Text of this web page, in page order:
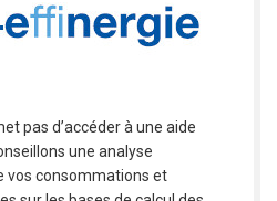
pas d’accéder à une aide
une analyse
vos consommations et